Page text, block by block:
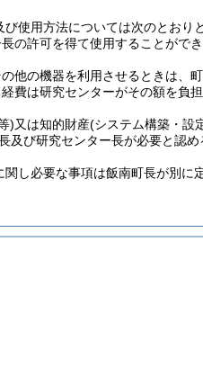
使用方法については次のとおりと
の許可を得て使用することができ
他の機器を利用させるときは、
費は研究センターがその額を負担
)又は知的財産(システム構築・設
び研究センター長が必要と認め
し必要な事項は飯南町長が別に定